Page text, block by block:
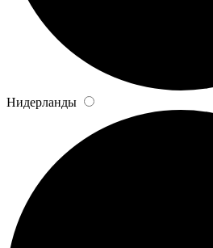
Нидерланды